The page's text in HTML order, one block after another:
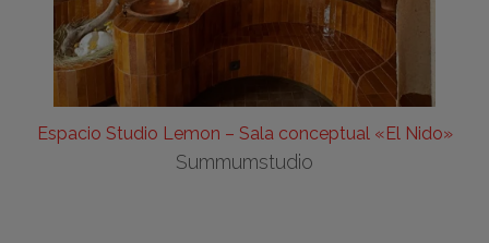
Espacio Studio Lemon – Sala conceptual «El Nido»
Summumstudio